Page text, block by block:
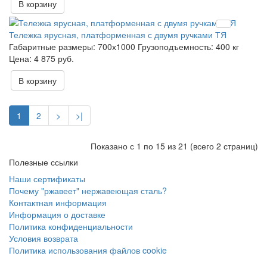
В корзину
Тележка ярусная, платформенная с двумя ручками ТЯ
Габаритные размеры: 700х1000 Грузоподъемность: 400 кг
4 875 руб.
В корзину
1 2 > >|
Показано с 1 по 15 из 21 (всего 2 страниц)
Полезные ссылки
Наши сертификаты
Почему "ржавеет" нержавеющая сталь?
Контактная информация
Информация о доставке
Политика конфиденциальности
Условия возврата
Политика использования файлов cookie